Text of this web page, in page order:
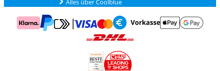
Alles über Coolblue
Zahlung mit PayPal
Zahlung mit Mastercard und Visa über Click to Pay
Zahlung mit Vorkasse
LEADING
SHOPS